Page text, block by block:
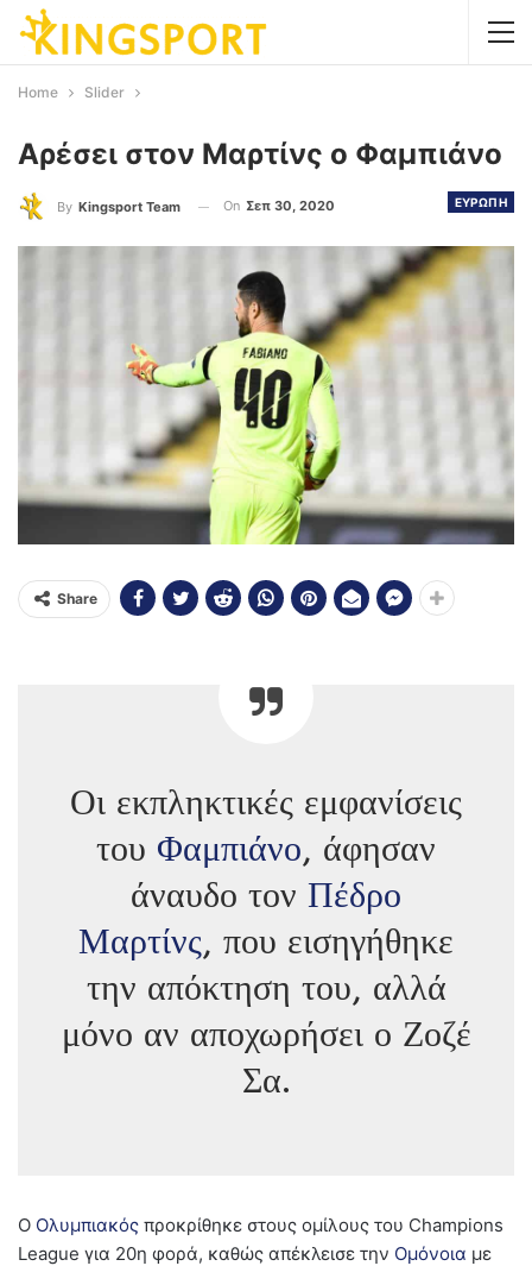
Home Slider
Αρέσει στον Μαρτίνς ο Φαμπιάνο
ΕΥΡΩΠΗ
By Kingsport Team On Σεπ 30, 2020
Share
Οι εκπληκτικές εμφανίσεις
του Φαμπιάνο, άφησαν
άναυδο τον Πέδρο
Μαρτίνς, που εισηγήθηκε
την απόκτηση του, αλλά
μόνο αν αποχωρήσει ο Ζοζέ
Σα.
Ο Ολυμπιακός προκρίθηκε στους ομίλους του Champions
League για 20η φορά, καθώς απέκλεισε την Ομόνοια με